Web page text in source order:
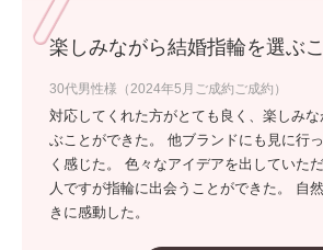
楽しみながら結婚指輪を選ぶ
30代男性様（2024年5月ご成約ご成約）
対応してくれた方がとても良く、楽しみ
ぶことができた。 他ブランドにも見に行
く感じた。 色々なアイデアを出していた
人ですが指輪に出会うことができた。 自
きに感動した。